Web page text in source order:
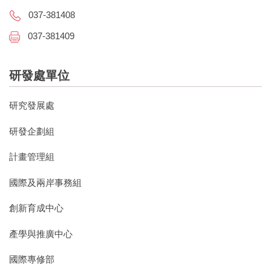
037-381408
037-381409
研發處單位
研究發展處
研發企劃組
計畫管理組
國際及兩岸事務組
創新育成中心
產學與推廣中心
國際專修部